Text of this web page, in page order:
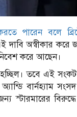
পারেন বলে
দাবি অস্বীকার করে
করে আছেন।
হচ্ছিল। তবে এই
বার্নহ্যাম
বিরুদ্ধে